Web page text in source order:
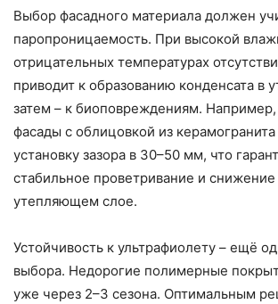
Выбор фасадного материала должен
паропроницаемость. При высокой
отрицательных температурах
приводит к образованию конденсата в
затем – к биоповреждениям.
фасады с облицовкой из
установку зазора в 30–50 мм, что
стабильное проветривание и
утепляющем слое.
Устойчивость к ультрафиолету – ещё
выбора. Недорогие полимерные
уже через 2–3 сезона. Оптимальным